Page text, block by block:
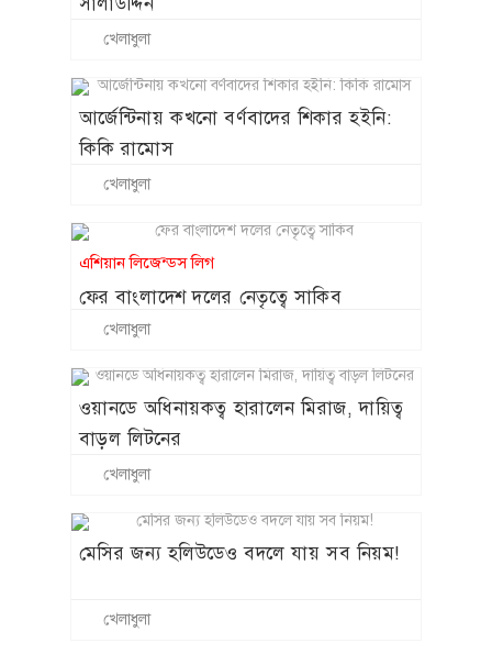
খেলাধুলা
আর্জেন্টিনায় কখনো বর্ণবাদের শিকার হইনি:
কিকি রামোস
খেলাধুলা
এশিয়ান লিজেন্ডস লিগ
ফের বাংলাদেশ দলের নেতৃত্বে সাকিব
খেলাধুলা
ওয়ানডে অধিনায়কত্ব হারালেন মিরাজ, দায়িত্ব
বাড়ল লিটনের
খেলাধুলা
মেসির জন্য হলিউডেও বদলে যায় সব নিয়ম!
খেলাধুলা